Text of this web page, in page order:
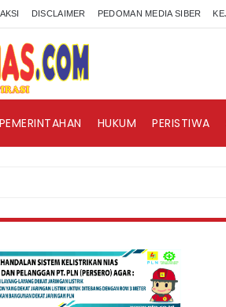
DISCLAIMER PEDOMAN MEDIA SIBER
PEMERINTAHAN HUKUM PERISTIWA